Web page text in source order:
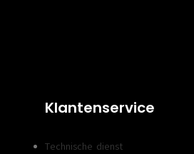
Klantenservice
Technische dienst